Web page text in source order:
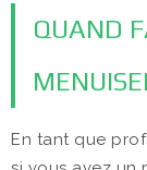
QUAND
En tant que